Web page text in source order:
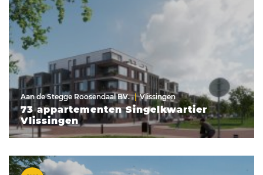
Aan de Stegge Roosendaal BV. Vlissingen
73 appartementen Singelkwartier
Vlissingen